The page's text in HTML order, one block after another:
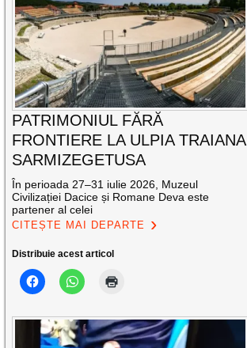
PATRIMONIUL FĂRĂ
FRONTIERE LA ULPIA TRAIANA
SARMIZEGETUSA
În perioada 27–31 iulie 2026, Muzeul
Civilizației Dacice și Romane Deva este
partener al celei
CITEȘTE MAI DEPARTE
Distribuie acest articol